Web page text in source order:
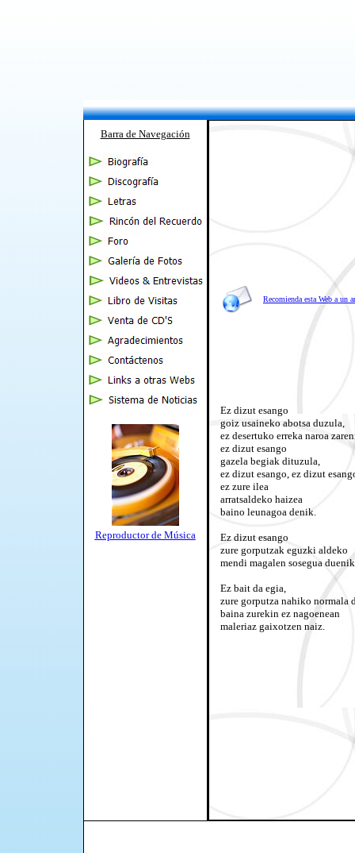
Barra de Navegación
Reproductor de Música
Recomienda esta Web a un
Ez dizut esango
goiz usaineko abotsa duzula,
ez desertuko erreka naroa
ez dizut esango
gazela begiak dituzula,
ez dizut esango, ez dizut
ez zure ilea
arratsaldeko haizea
baino leunagoa denik.
Ez dizut esango
zure gorputzak eguzki aldeko
mendi magalen sosegua
Ez bait da egia,
zure gorputza nahiko normala
baina zurekin ez nagoenean
maleriaz gaixotzen naiz.